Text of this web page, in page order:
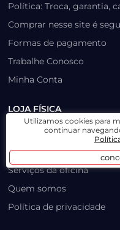
Política: Troca, garantia,
Comprar nesse site é
Formas de pagamento
Trabalhe Conosco
Minha Conta
LOJA FÍSICA
Como chegar?
Política: Troca, garantia,
Serviços da oficina
Quem somos
Política de privacidade
Utilizamos cookies para
continuar